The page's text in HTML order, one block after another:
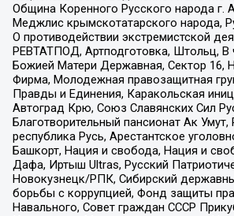
Община Коренного Русского народа г.
Меджлис крымскотатарского народа,
О противодействии экстремистской
РЕВТАТПОД, Артподготовка, Штольц, В
Божией Матери Державная, Сектор 16,
Фирма, Молодежная правозащитная
Правды и Единения, Каракольская
Автоград Крю, Союз Славянских Сил
Благотворительный пансионат Ак Умут,
республика Русь, Арестантское
Башкорт, Нация и свобода, Нация и
Дафа, Иртыш Ultras, Русский
Новокузнецк/РПК, Сибирский
борьбы с коррупцией, Фонд защиты
Навального, Совет граждан СССР